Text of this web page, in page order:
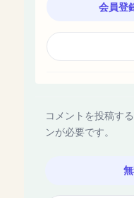
会員登
コメントを投稿す
ンが必要です。